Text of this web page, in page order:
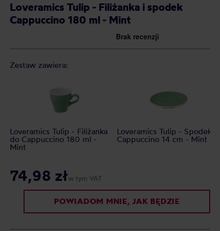
Loveramics Tulip - Filiżanka i spodek
Cappuccino 180 ml - Mint
Zestaw zawiera:
Loveramics Tulip - Filiżanka
do Cappuccino 180 ml -
Mint
Loveramics Tulip - Spodek
Cappuccino 14 cm - Mint
74,98 złw tym VAT
POWIADOM MNIE, JAK BĘDZIE